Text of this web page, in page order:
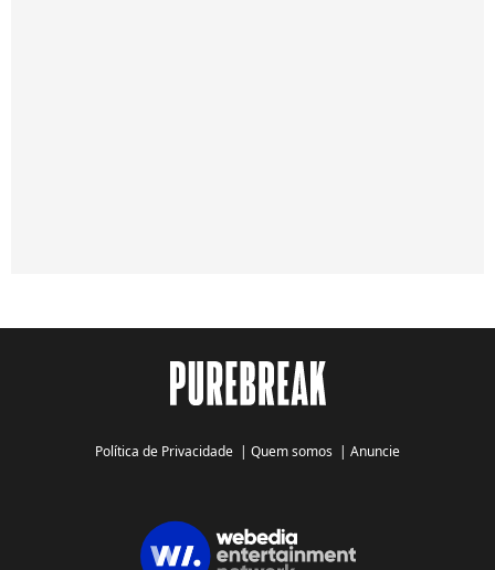
Política de Privacidade | Quem somos | Anuncie